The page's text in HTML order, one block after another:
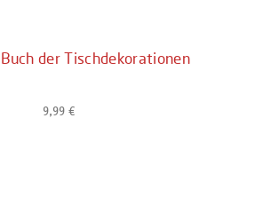
der Tischdekorationen
Regulärer Preis:
9,99 €